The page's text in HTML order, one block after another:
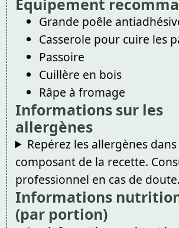
Grande poêle
Casserole pour cuire les
Passoire
Cuillère en bois
Râpe à fromage
Informations sur les
allergènes
Repérez les allergènes
composant de la recette.
professionnel en cas de doute.
Informations
(par portion)